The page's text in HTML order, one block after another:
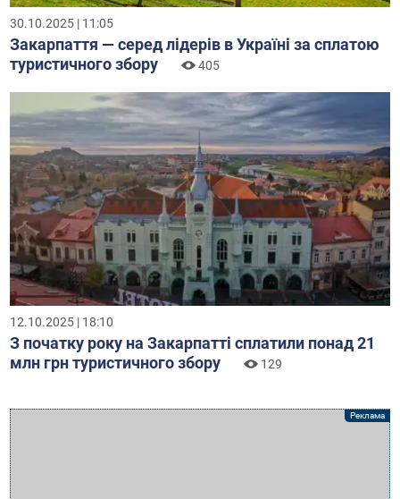
30.10.2025 | 11:05
Закарпаття — серед лідерів в Україні за сплатою
туристичного збору
405
12.10.2025 | 18:10
З початку року на Закарпатті сплатили понад 21
млн грн туристичного збору
129